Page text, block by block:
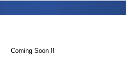
Coming Soon !!